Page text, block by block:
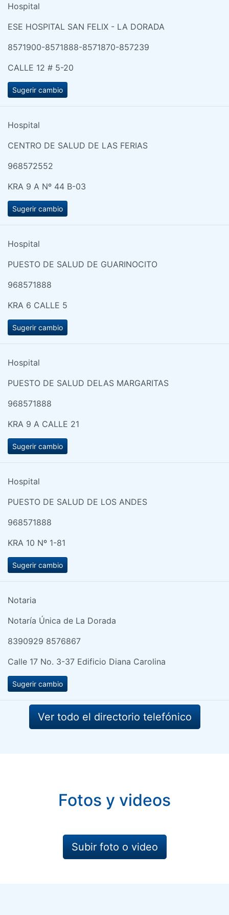
Hospital
ESE HOSPITAL SAN FELIX - LA DORADA
8571900-8571888-8571870-857239
CALLE 12 # 5-20
Sugerir cambio
Hospital
CENTRO DE SALUD DE LAS FERIAS
968572552
KRA 9 A Nº 44 B-03
Sugerir cambio
Hospital
PUESTO DE SALUD DE GUARINOCITO
968571888
KRA 6 CALLE 5
Sugerir cambio
Hospital
PUESTO DE SALUD DELAS MARGARITAS
968571888
KRA 9 A CALLE 21
Sugerir cambio
Hospital
PUESTO DE SALUD DE LOS ANDES
968571888
KRA 10 Nº 1-81
Sugerir cambio
Notaria
Notaría Única de La Dorada
8390929 8576867
Calle 17 No. 3-37 Edificio Diana Carolina
Sugerir cambio
Ver todo el directorio telefónico
Fotos y videos
Subir foto o video